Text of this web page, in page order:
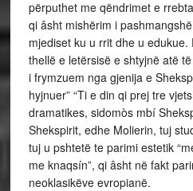
përputhet me qëndrimet e
qi âsht mishërim i
mjediset ku u rrit dhe u
thellë e letërsisë e shtyjnë atë
i frymzuem nga gjenija e
hyjnuer” “Ti e din qi prej tre
dramatikes, sidomòs mbí
Shekspirit, edhe Molierin, tuj
tuj u pshtetë te parimi estetik
me knaqsín”, qi âsht në fakt
neoklasikëve evropianë.